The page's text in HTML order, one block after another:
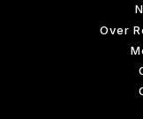
Over